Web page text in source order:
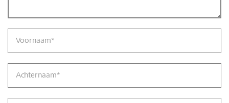
Voornaam*
Achternaam*